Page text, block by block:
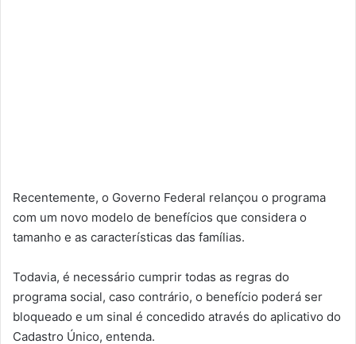
Recentemente, o Governo Federal relançou o programa
com um novo modelo de benefícios que considera o
tamanho e as características das famílias.
Todavia, é necessário cumprir todas as regras do
programa social, caso contrário, o benefício poderá ser
bloqueado e um sinal é concedido através do aplicativo do
Cadastro Único, entenda.